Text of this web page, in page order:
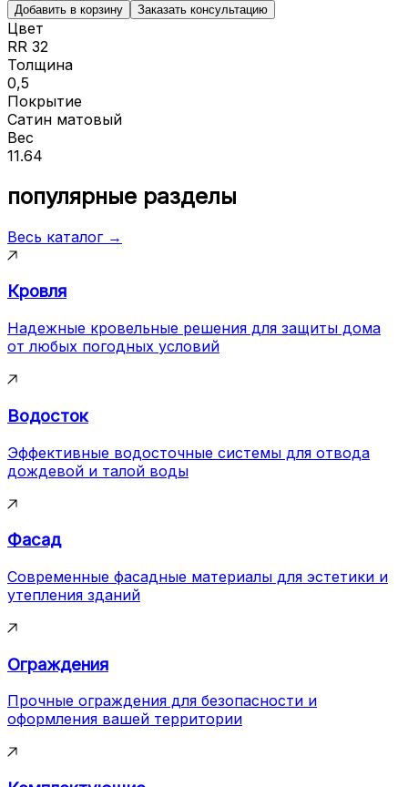
Добавить в корзину Заказать консультацию
Цвет
RR 32
Толщина
0,5
Покрытие
Сатин матовый
Вес
11.64
популярные разделы
Весь каталог →
Кровля
Надежные кровельные решения для защиты дома
от любых погодных условий
Водосток
Эффективные водосточные системы для отвода
дождевой и талой воды
Фасад
Современные фасадные материалы для эстетики и
утепления зданий
Ограждения
Прочные ограждения для безопасности и
оформления вашей территории